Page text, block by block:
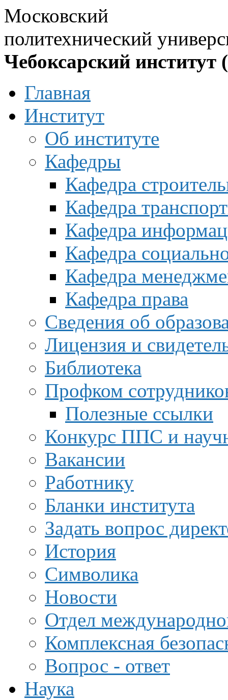
Московский
политехнический
Чебоксарский институт
Главная
Институт
Об институте
Кафедры
Кафедра
Кафедра
Кафедра
Кафедра
Кафедра
Кафедра права
Сведения об
Лицензия и
Библиотека
Профком
Полезные ссылки
Конкурс ППС и
Вакансии
Работнику
Бланки института
Задать вопрос
История
Символика
Новости
Отдел
Комплексная
Вопрос - ответ
Наука